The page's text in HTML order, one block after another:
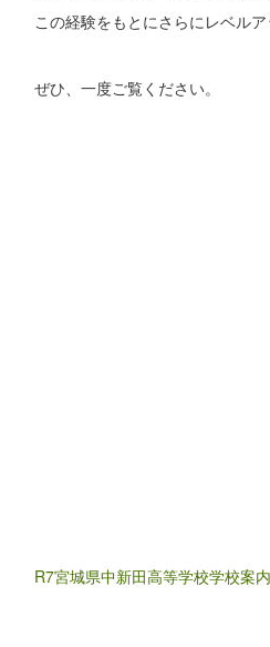
この経験をもとにさらにレベル
ぜひ、一度ご覧ください。
R7宮城県中新田高等学校学校案